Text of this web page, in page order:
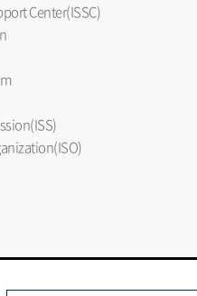
Center(ISSC)